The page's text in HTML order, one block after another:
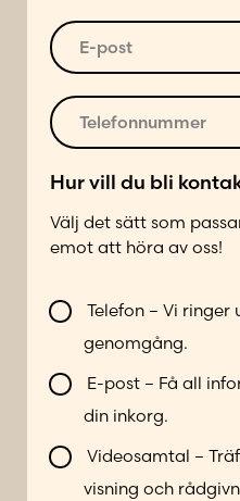
a
t
u
a
d
r
e
s
s
s
*
m
m
r
*
*
E
-
o
s
*
T
e
e
o
n
u
e
Hur vill du bli
Välj det sätt som
emot att höra av oss!
V
i
l
b
i
Telefon – Vi
genomgång.
E-post – Få all
din inkorg.
Videosamtal –
visning och